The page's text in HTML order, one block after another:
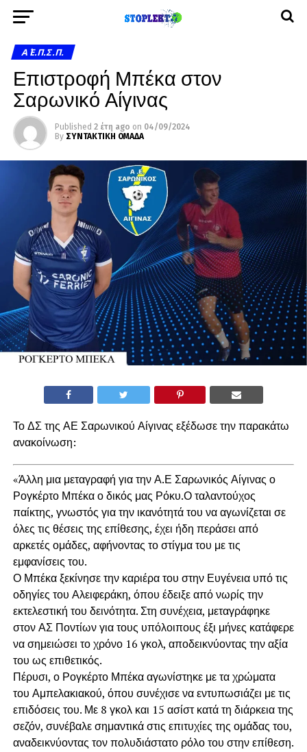
Α΄ Ε.Π.Σ.Π.
Επιστροφή Μπέκα στον
Σαρωνικό Αίγινας
Published 2 έτη ago on 04/09/2024
By ΣΥΝΤΑΚΤΙΚΗ ΟΜΑΔΑ
Το ΔΣ της ΑΕ Σαρωνικού Αίγινας εξέδωσε την παρακάτω
ανακοίνωση:
«Άλλη μια μεταγραφή για την Α.Ε Σαρωνικός Αίγινας ο
Ρογκέρτο Μπέκα ο δικός μας Ρόκυ.Ο ταλαντούχος
παίκτης, γνωστός για την ικανότητά του να αγωνίζεται σε
όλες τις θέσεις της επίθεσης, έχει ήδη περάσει από
αρκετές ομάδες, αφήνοντας το στίγμα του με τις
εμφανίσεις του.
Ο Μπέκα ξεκίνησε την καριέρα του στην Ευγένεια υπό τις
οδηγίες του Αλειφεράκη, όπου έδειξε από νωρίς την
εκτελεστική του δεινότητα. Στη συνέχεια, μεταγράφηκε
στον ΑΣ Ποντίων για τους υπόλοιπους έξι μήνες κατάφερε
να σημειώσει το χρόνο 16 γκολ, αποδεικνύοντας την αξία
του ως επιθετικός.
Πέρυσι, ο Ρογκέρτο Μπέκα αγωνίστηκε με τα χρώματα
του Αμπελακιακού, όπου συνέχισε να εντυπωσιάζει με τις
επιδόσεις του. Με 8 γκολ και 15 ασίστ κατά τη διάρκεια της
σεζόν, συνέβαλε σημαντικά στις επιτυχίες της ομάδας του,
αναδεικνύοντας τον πολυδιάστατο ρόλο του στην επίθεση.